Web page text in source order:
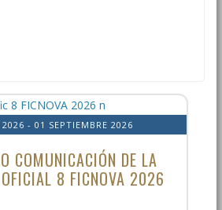
2026 - 01 SEPTIEMBRE 2026
COMUNICACIÓN DE LA
OFICIAL 8 FICNOVA 2026